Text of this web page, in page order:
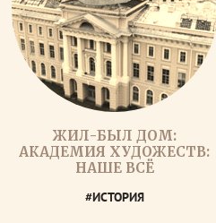
ЖИЛ-БЫЛ ДОМ:
АКАДЕМИЯ ХУДОЖЕСТВ:
НАШЕ ВСЁ
#ИСТОРИЯ